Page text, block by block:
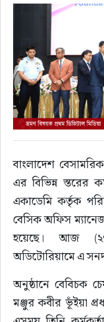
বাংলাদেশ
এর বিভিন্ন স্তরের
একাডেমি কর্তৃক
বেসিক অফিস
হয়েছে। আজ
অডিটোরিয়ামে এ
অনুষ্ঠানে বেবিচক
মঞ্জুর কবীর ভূঁইয়া